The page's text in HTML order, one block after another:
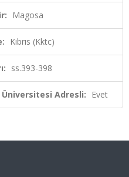
Magosa
Kıbrıs (Kktc)
ss.393-398
Üniversitesi Adresli: Evet